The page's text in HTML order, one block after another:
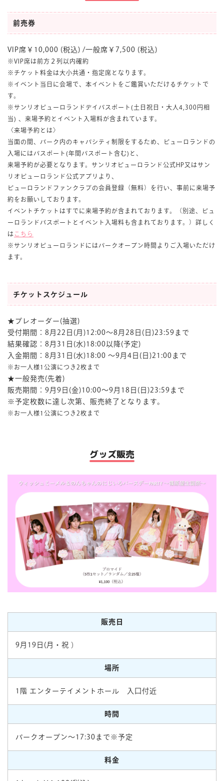
前売券
VIP席￥10,000 (税込) /一般席￥7,500 (税込)
※VIP席は前方２列以内確約
※チケット料金は大小共通・指定席となります。
※イベント当日に会場で、本イベントをご鑑賞いただけるチケットで
す。
※サンリオピューロランドデイパスポート(土日祝日・大人4,300円相
当) 、来場予約とイベント入場料が含まれています。
〈来場予約とは〉
当面の間、パーク内のキャパシティ制限をするため、ピューロランドの
入場にはパスポート(年間パスポート含む)と、
来場予約が必要となります。サンリオピューロランド公式HP又はサン
リオピューロランド公式アプリより、
ピューロランドファンクラブの会員登録（無料）を行い、事前に来場予
約をお願いしております。
イベントチケットはすでに来場予約が含まれております。（別途、ピュ
ーロランドパスポートとイベント入場料も含まれております。）詳しく
は こちら
※サンリオピューロランドにはパークオープン時間よりご入場いただけ
ます。
チケットスケジュール
★プレオーダー(抽選)
受付期間：8月22日(月)12:00～8月28日(日)23:59まで
結果確認：8月31日(水)18:00以降(予定)
入金期間：8月31日(水)18:00 ～9月4日(日)21:00まで
※お一人様1公演につき2枚まで
★一般発売(先着)
販売期間：9月9日(金)10:00～9月18日(日)23:59まで
※予定枚数に達し次第、販売終了となります。
※お一人様1公演につき2枚まで
グッズ販売
販売日
9月19日(月・祝 ）
場所
1階 エンターテイメントホール 入口付近
時間
パークオープン～17:30まで※予定
料金